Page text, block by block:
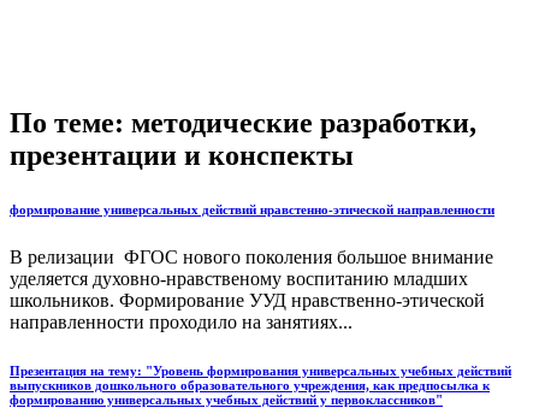
По теме: методические разработки,
презентации и конспекты
формирование универсальных действий нравстенно-этической направленности
В релизации ФГОС нового поколения большое внимание
уделяется духовно-нравственому воспитанию младших
школьников. Формирование УУД нравственно-этической
направленности проходило на занятиях...
Презентация на тему: "Уровень формирования универсальных учебных действий
выпускников дошкольного образовательного учреждения, как предпосылка к
формированию универсальных учебных действий у первоклассников"